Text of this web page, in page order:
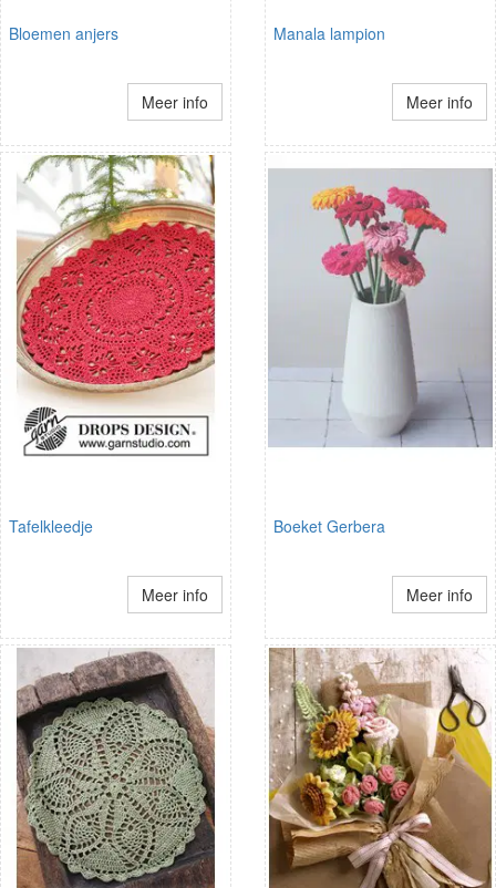
Bloemen anjers
Meer info
Manala lampion
Meer info
Tafelkleedje
Meer info
Boeket Gerbera
Meer info